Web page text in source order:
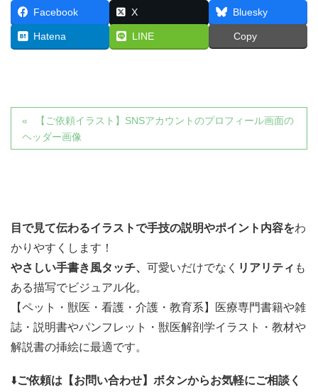
Facebook X Bluesky
Hatena LINE Copy
【ご依頼イラスト】SNSアカウントのプロフィール画面の
ヘッダー画像
目で見て伝わるイラストで手技の説明やポイント内容をわ
かりやすくします！
やさしい手書き風タッチ、 可愛いだけでなく リアリティ も
ある描写でビジュアル化。
【ペット・獣医・看護・介護・教育系】医療専門書籍や雑
誌・説明書やパンフレット・獣医解剖学イラスト・教材や
解説書の挿絵に最適です。
⬇️ご依頼は【お問い合わせ】ボタンからお気軽にご相談く